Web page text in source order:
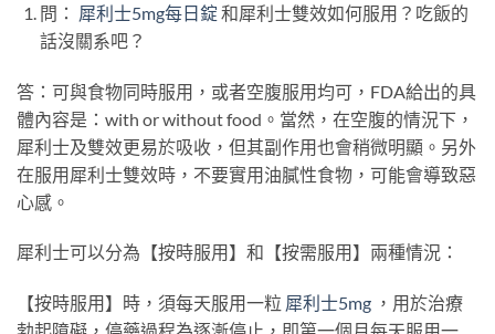
問： 犀利士5mg每日錠 和犀利士雙效如何服用？吃飯的
話沒關系吧？
答：可與食物同時服用，或者空腹服用均可，FDA給出的具
體內容是：with or without food。當然，在空腹的情況下，
犀利士及雙效更易於吸收，但其副作用也會稍微明顯。另外
在服用犀利士雙效時，不要實用油膩性食物，可能會導致惡
心感。
犀利士可以分為【按時服用】和【按需服用】兩種情況：
【按時服用】時，須每天服用一粒 犀利士5mg ，用於治療